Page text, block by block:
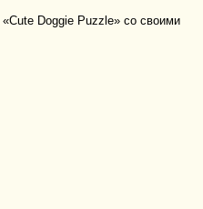
Doggie Puzzle» со своими